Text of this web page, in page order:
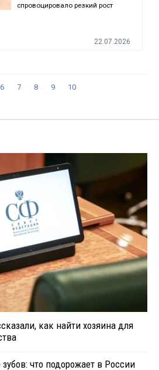
спровоцировало резкий рост
22.07.2026
6 7 8 9 10
как найти хозяина для
что подорожает в России